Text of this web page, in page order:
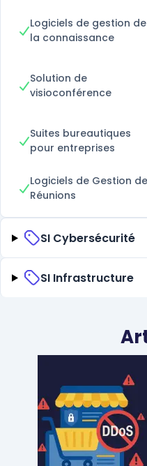
Logiciels de gestion de
la connaissance
Solution de
visioconférence
Suites bureautiques
pour entreprises
Logiciels de Gestion de
Réunions
SI Cybersécurité
SI Infrastructure